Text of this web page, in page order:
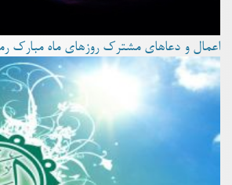
اعمال و دعاهای مشترک روزهای ماه مبارک